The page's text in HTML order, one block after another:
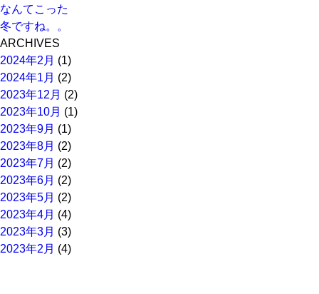
なんてこった
冬ですね。。
ARCHIVES
2024年2月 (1)
2024年1月 (2)
2023年12月 (2)
2023年10月 (1)
2023年9月 (1)
2023年8月 (2)
2023年7月 (2)
2023年6月 (2)
2023年5月 (2)
2023年4月 (4)
2023年3月 (3)
2023年2月 (4)